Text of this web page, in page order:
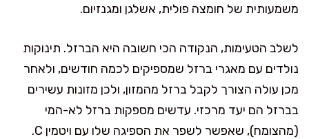
משמעותית של חומצה פולית, אשלגן ומגנזיום.
לשלב הטעימות, הנקודה הכי חשובה היא הברזל. תינוקות
נולדים עם מאגרי ברזל שמספיקים לכמה חודשים, ולאחר
מכן עולה הצורך לקבל ברזל מהמזון, ולכן מזונות עשירים
בברזל הם יעד מרכזי. עדשים מספקות ברזל לא-המי
(מהצומח), שאפשר לשפר את הספיגה שלו עם ויטמין C.